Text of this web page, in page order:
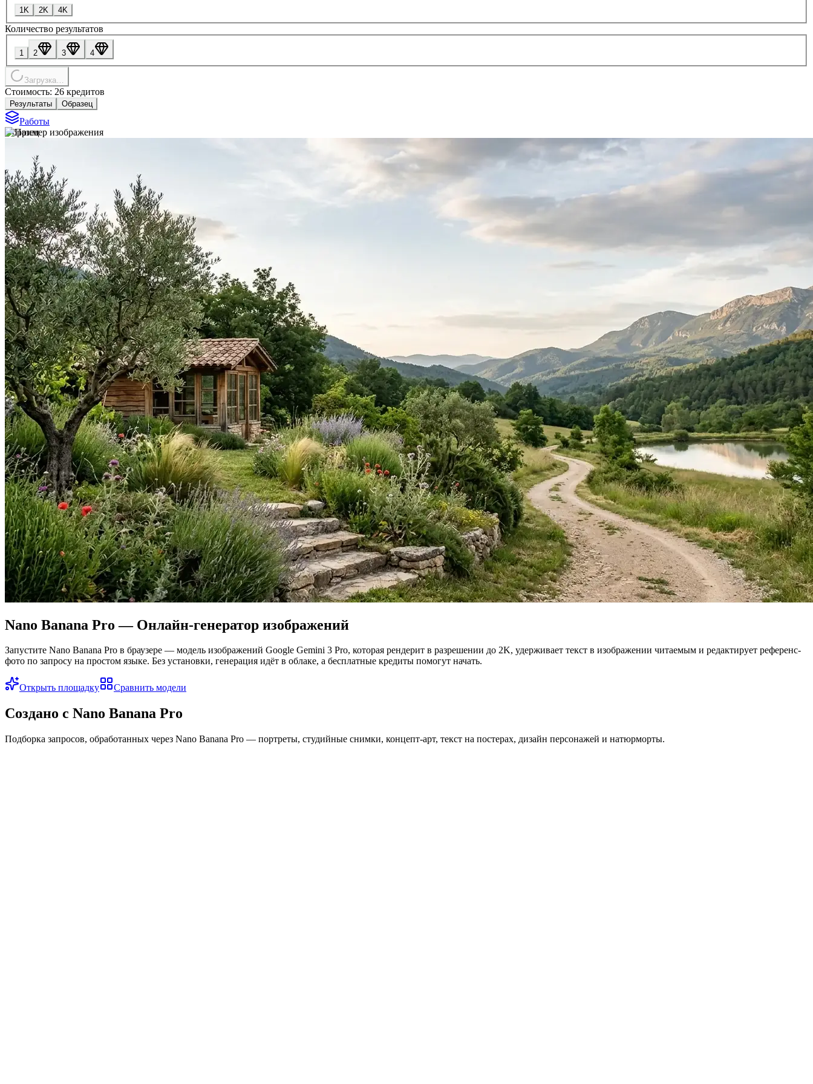
1K 2K 4K
Количество результатов
1 2 3 4
Загрузка…
Стоимость: 26 кредитов
Результаты Образец
Работы
Образец
Nano Banana Pro — Онлайн-генератор изображений
Запустите Nano Banana Pro в браузере — модель изображений Google Gemini 3 Pro, которая рендерит в разрешении до 2K, удерживает текст в изображении читаемым и редактирует референс-
фото по запросу на простом языке. Без установки, генерация идёт в облаке, а бесплатные кредиты помогут начать.
Открыть площадку Сравнить модели
Создано с Nano Banana Pro
Подборка запросов, обработанных через Nano Banana Pro — портреты, студийные снимки, концепт-арт, текст на постерах, дизайн персонажей и натюрморты.